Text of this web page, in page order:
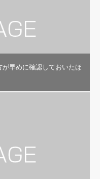
早めに確認しておいたほ